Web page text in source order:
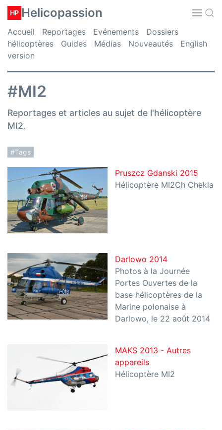
HP Helicopassion
Accueil Reportages Evénements
Dossiers
hélicoptères
Guides Médias Nouveautés
English
version
#MI2
Reportages et articles au sujet de l'hélicoptère
MI2.
#Tags
Pruszcz Gdanski 2015
Hélicoptère MI2Ch Chekla
Darlowo 2014
Photos à la Journée
Portes Ouvertes de la
base hélicoptères de la
Marine polonaise à
Darlowo, le 22 août 2014
MAKS 2013 - Autres
appareils
Hélicoptère MI2